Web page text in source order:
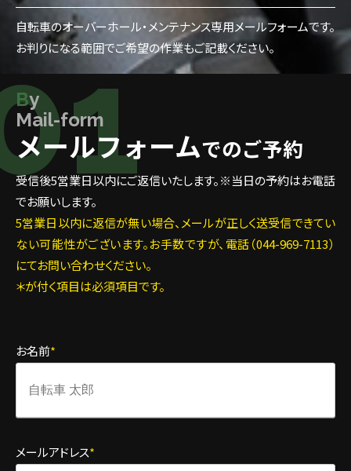
自転車のオーバーホール・メンテナンス専用メールフォームです。
お判りになる範囲でご希望の作業もご記載ください。
1
By
Mail-form
メールフォームでのご予約
受信後5営業日以内にご返信いたします。※当日の予約はお電話
でお願いします。
5営業日以内に返信が無い場合、メールが正しく送受信できてい
ない可能性がございます。お手数ですが、電話（044-969-7113）
にてお問い合わせください。
＊が付く項目は必須項目です。
お名前*
メールアドレス*